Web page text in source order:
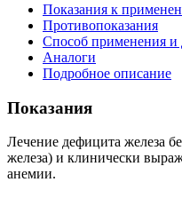
Показания к
Противопоказания
Способ применения и
Аналоги
Подробное описание
Показания
Лечение дефицита железа
железа) и клинически
анемии.